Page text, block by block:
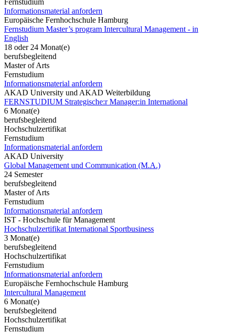
Fernstudium
Informationsmaterial anfordern
Europäische Fernhochschule Hamburg
Fernstudium Master’s program Intercultural Management - in
English
18 oder 24 Monat(e)
berufsbegleitend
Master of Arts
Fernstudium
Informationsmaterial anfordern
AKAD University und AKAD Weiterbildung
FERNSTUDIUM Strategische:r Manager:in International
6 Monat(e)
berufsbegleitend
Hochschulzertifikat
Fernstudium
Informationsmaterial anfordern
AKAD University
Global Management und Communication (M.A.)
24 Semester
berufsbegleitend
Master of Arts
Fernstudium
Informationsmaterial anfordern
IST - Hochschule für Management
Hochschulzertifikat International Sportbusiness
3 Monat(e)
berufsbegleitend
Hochschulzertifikat
Fernstudium
Informationsmaterial anfordern
Europäische Fernhochschule Hamburg
Intercultural Management
6 Monat(e)
berufsbegleitend
Hochschulzertifikat
Fernstudium